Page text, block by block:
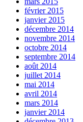
février 2015
janvier 2015
décembre 2014
novembre 2014
octobre 2014
septembre 2014
août 2014
juillet 2014
mai 2014
avril 2014
mars 2014
janvier 2014